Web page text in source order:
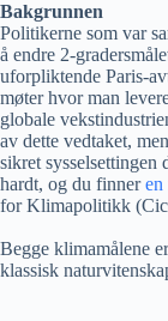
Bakgrunnen
Politikerne som var
å endre 2-
uforpliktende Paris-
møter hvor man
globale
av dette vedtaket,
sikret sysselsettingen
hardt, og du finneren
for Klimapolitikk
Begge klimamålene
klassisk